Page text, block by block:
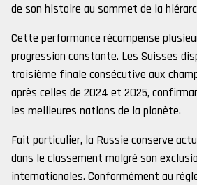
de son histoire au sommet de la
Cette performance récompense
progression constante. Les Suisses
troisième finale consécutive aux
après celles de 2024 et 2025,
les meilleures nations de la planète.
Fait particulier, la Russie conserve
dans le classement malgré son
internationales. Conformément au